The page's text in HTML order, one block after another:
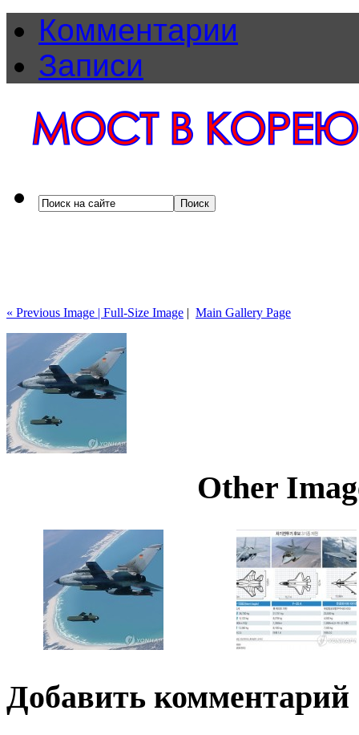
Комментарии
Записи
« Previous Image | Full-Size Image | Main Gallery Page
Other
Добавить комментарий